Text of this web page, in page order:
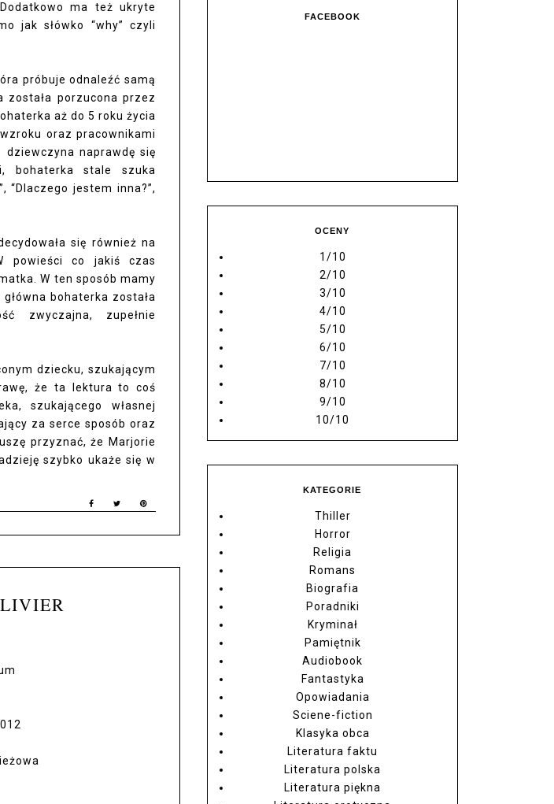
ma też ukryte
jak słówko “why” czyli
próbuje odnaleźć samą
została porzucona przez
aż do 5 roku życia
oraz pracownikami
dziewczyna naprawdę się
bohaterka stale szuka
“Dlaczego jestem inna?”,
się również na
powieści co jakiś czas
W ten sposób mamy
bohaterka została
zwyczajna, zupełnie
dziecku, szukającym
że ta lektura to coś
szukającego własnej
za serce sposób oraz
przyznać, że Marjorie
szybko ukaże się w
FACEBOOK
OCENY
1/10
2/10
3/10
4/10
5/10
6/10
7/10
8/10
9/10
10/10
KATEGORIE
Thiller
Horror
Religia
Romans
Biografia
Poradniki
Kryminał
Pamiętnik
Audiobook
Fantastyka
Opowiadania
Sciene-fiction
Klasyka obca
Literatura faktu
Literatura polska
Literatura piękna